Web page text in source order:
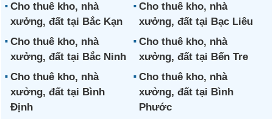
Cho thuê kho, nhà
xưởng, đất tại Bắc Kạn
Cho thuê kho, nhà
xưởng, đất tại Bạc Liêu
Cho thuê kho, nhà
xưởng, đất tại Bắc Ninh
Cho thuê kho, nhà
xưởng, đất tại Bến Tre
Cho thuê kho, nhà
xưởng, đất tại Bình
Định
Cho thuê kho, nhà
xưởng, đất tại Bình
Phước